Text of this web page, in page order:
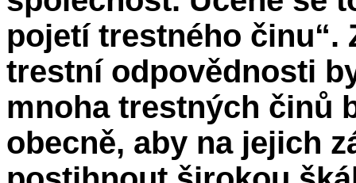
pojetí trestného činu“.
trestní odpovědnosti
mnoha trestných činů
obecně, aby na jejich